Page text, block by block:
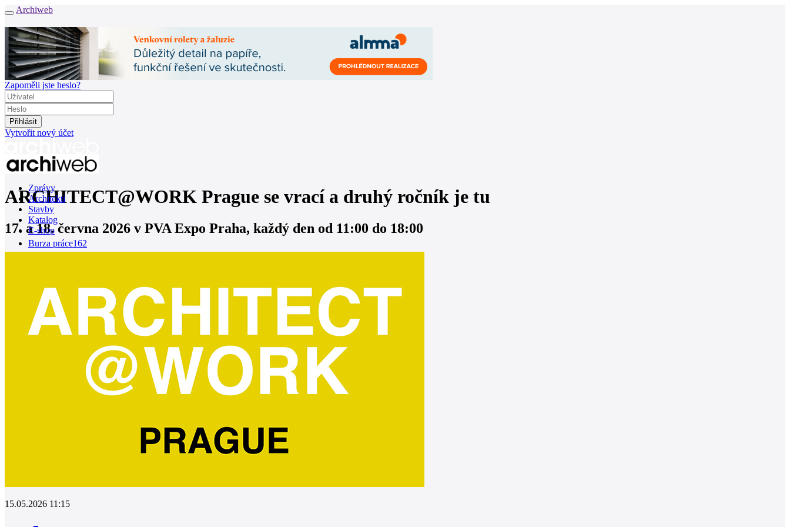
Archiweb
Zapoměli jste heslo?
Vytvořit nový účet
Zprávy
Architekti
Stavby
Katalog
E-shop
Burza práce162
ARCHITECT@WORK Prague se vrací a druhý ročník je tu
17. a 18. června 2026 v PVA Expo Praha, každý den od 11:00 do 18:00
15.05.2026 11:15